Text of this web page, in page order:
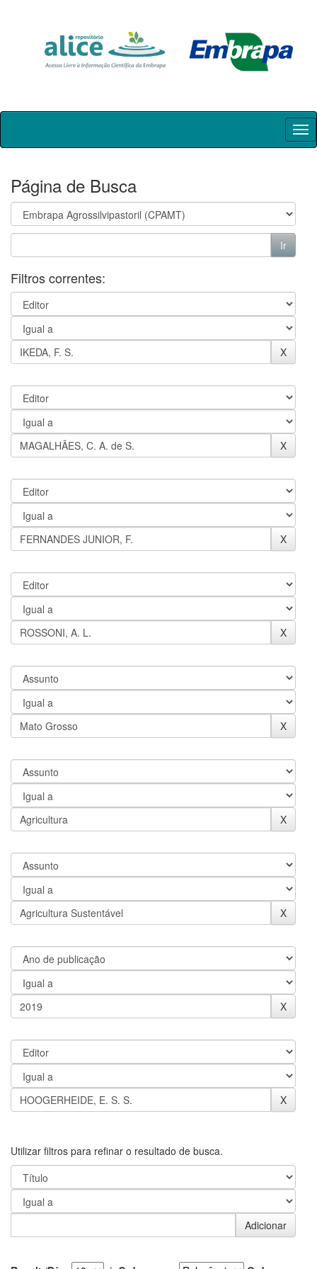
Skip
Página de Busca
Filtros correntes:
Utilizar filtros para refinar o resultado de busca.